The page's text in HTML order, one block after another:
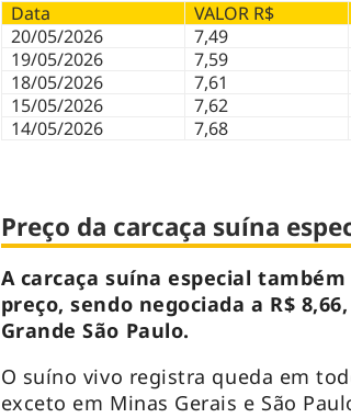
Data VALOR R$
20/05/2026
7,49
19/05/2026
7,59
18/05/2026
7,61
15/05/2026
7,62
14/05/2026
7,68
Preço da carcaça suína
A carcaça suína especial
preço, sendo negociada a R$
Grande São Paulo.
O suíno vivo registra queda em
exceto em Minas Gerais e São